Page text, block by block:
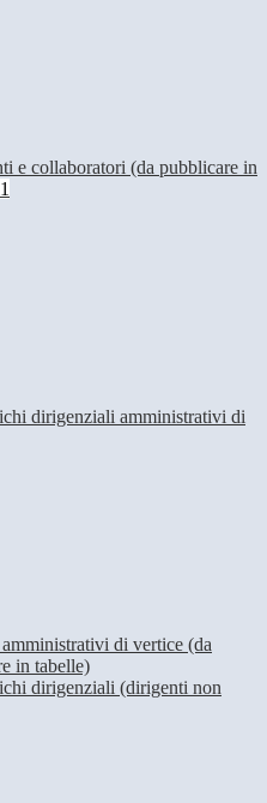
e collaboratori (da pubblicare in
dirigenziali amministrativi di
di vertice (da
in tabelle)
dirigenziali (dirigenti non